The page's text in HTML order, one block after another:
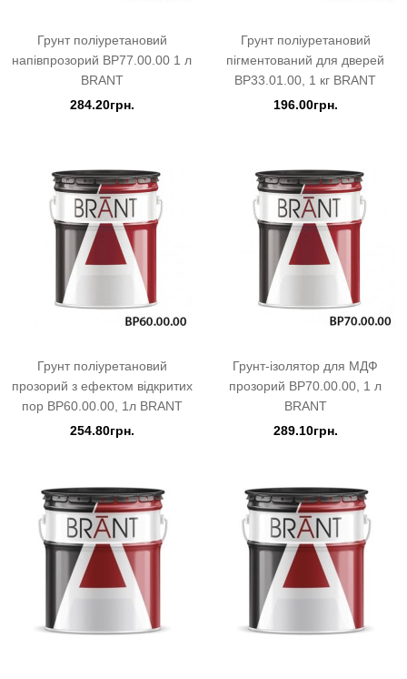
Грунт поліуретановий
напівпрозорий BP77.00.00 1 л
BRANT
284.20грн.
Грунт поліуретановий
пігментований для дверей
BP33.01.00, 1 кг BRANT
196.00грн.
Грунт поліуретановий
прозорий з ефектом відкритих
пор BP60.00.00, 1л BRANT
254.80грн.
Грунт-ізолятор для МДФ
прозорий BP70.00.00, 1 л
BRANT
289.10грн.